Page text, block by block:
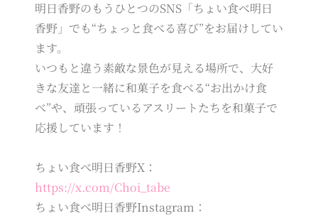
明日香野のもうひとつのSNS「ちょい食べ明日
香野」でも“ちょっと食べる喜び”をお届けしてい
ます。
いつもと違う素敵な景色が見える場所で、大好
きな友達と一緒に和菓子を食べる“お出かけ食
べ”や、頑張っているアスリートたちを和菓子で
応援しています！
ちょい食べ明日香野X：
https://x.com/Choi_tabe
ちょい食べ明日香野Instagram：